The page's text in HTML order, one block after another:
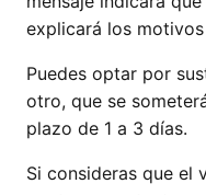
explicará los
Puedes optar por
otro, que se
plazo de 1 a 3 días.
Si consideras que el